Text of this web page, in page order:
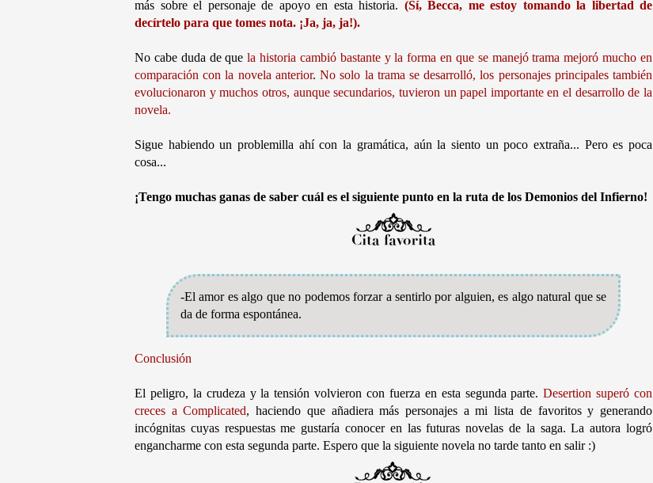
más sobre el personaje de apoyo en esta historia. (Sí, Becca, me estoy tomando la libertad de
decírtelo para que tomes nota. ¡Ja, ja, ja!).
No cabe duda de quela historia cambió bastante y la forma en que se manejó trama mejoró mucho en
comparación con la novela anterior.No solo la trama se desarrolló, los personajes principales también
evolucionaron y muchos otros, aunque secundarios, tuvieron un papel importante en el desarrollo de la
novela.
Sigue habiendo un problemilla ahí con la gramática, aún la siento un poco extraña... Pero es poca
cosa...
¡Tengo muchas ganas de saber cuál es el siguiente punto en la ruta de los Demonios del Infierno!
-El amor es algo que no podemos forzar a sentirlo por alguien, es algo natural que se
da de forma espontánea.
Conclusión
El peligro, la crudeza y la tensión volvieron con fuerza en esta segunda parte.Desertion superó con
creces a Complicated, haciendo que añadiera más personajes a mi lista de favoritos y generando
incógnitas cuyas respuestas me gustaría conocer en las futuras novelas de la saga. La autora logró
engancharme con esta segunda parte. Espero que la siguiente novela no tarde tanto en salir :)